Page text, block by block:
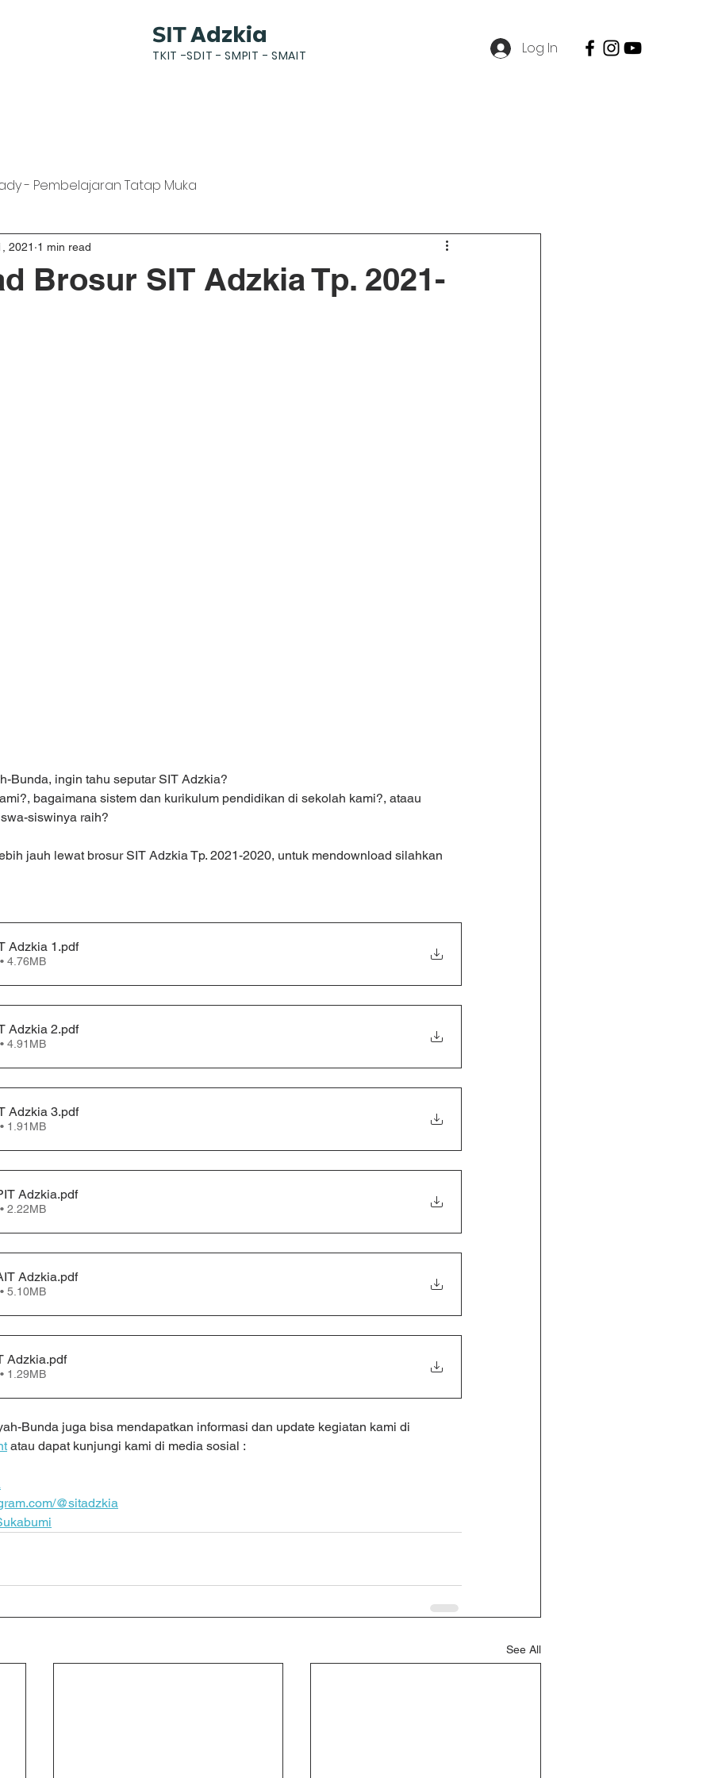
SITAdzkia
TKIT -SDIT - SMPIT - SMAIT Log In
- Pembelajaran Tatap Muka
Brosur SIT Adzkia Tp. 2021-
2021 1 min read
Bunda, ingin tahu seputar SIT Adzkia?
bagaimana sistem dan kurikulum pendidikan di sekolah kami?, ataau
siswinya raih?
jauh lewat brosur SIT Adzkia Tp. 2021-2020, untuk mendownload silahkan
Adzkia 1 .pdf
4.76MB
Adzkia 2.pdf
4.91MB
Adzkia 3.pdf
1.91MB
Adzkia.pdf
2.22MB
Adzkia.pdf
5.10MB
Adzkia.pdf
1.29MB
Bunda juga bisa mendapatkan informasi dan update kegiatan kami di
atau dapat kunjungi kami di media sosial :
@sitadzkia
See All